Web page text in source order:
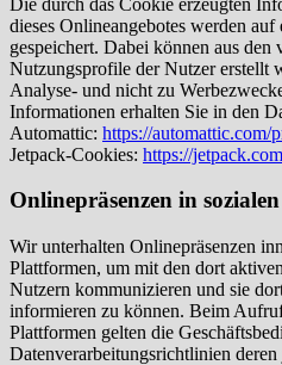
dieses Onlineangebotes werden
gespeichert. Dabei können aus den
Nutzungsprofile der Nutzer erstellt
Analyse- und nicht zu
Informationen erhalten Sie in den
Automattic: https://automattic.com/
Jetpack-Cookies: https://
Onlinepräsenzen in
Wir unterhalten Onlinepräsenzen
Plattformen, um mit den dort
Nutzern kommunizieren und sie
informieren zu können. Beim
Plattformen gelten die
Datenverarbeitungsrichtlinien